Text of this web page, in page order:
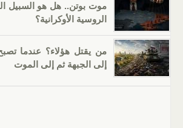
موت بوتن.. هل هو السبيل
الروسية الأوكرانية؟
من يقتل هؤلاء؟ عندما تصبح
إلى الجبهة ثم إلى الموت